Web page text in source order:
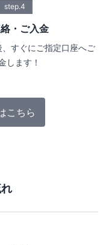
step.4
・ご入金
すぐにご指定口座へご
します！
こちら